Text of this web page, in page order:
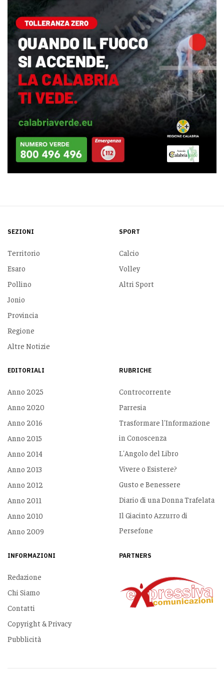
SEZIONI
Territorio
Esaro
Pollino
Jonio
Provincia
Regione
Altre Notizie
SPORT
Calcio
Volley
Altri Sport
EDITORIALI
Anno 2025
Anno 2020
Anno 2016
Anno 2015
Anno 2014
Anno 2013
Anno 2012
Anno 2011
Anno 2010
Anno 2009
RUBRICHE
Controcorrente
Parresia
Trasformare l'Informazione
in Conoscenza
L'Angolo del Libro
Vivere o Esistere?
Gusto e Benessere
Diario di una Donna Trafelata
Il Giacinto Azzurro di
Persefone
INFORMAZIONI
Redazione
Chi Siamo
Contatti
Copyright & Privacy
Pubblicità
PARTNERS